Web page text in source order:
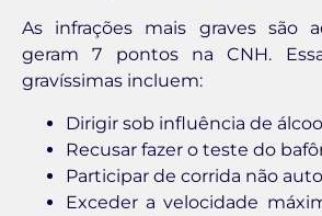
As infrações mais graves são
geram 7 pontos na CNH.
gravíssimas incluem:
Dirigir sob influência de
Recusar fazer o teste do
Participar de corrida não
Exceder a velocidade